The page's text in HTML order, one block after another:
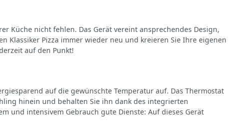
Küche nicht fehlen. Das Gerät vereint ansprechendes Design,
Klassiker Pizza immer wieder neu und kreieren Sie Ihre eigenen
auf den Punkt!
auf die gewünschte Temperatur auf. Das Thermostat
hinein und behalten Sie ihn dank des integrierten
und intensivem Gebrauch gute Dienste: Auf dieses Gerät